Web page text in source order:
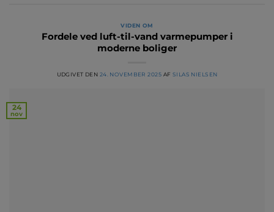
VIDEN OM
Fordele ved luft-til-vand varmepumper i
moderne boliger
UDGIVET DEN 24. NOVEMBER 2025 AF SILAS NIELSEN
24
nov